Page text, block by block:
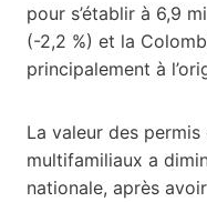
pour s’établir à 6,9
(-2,2 %) et la
principalement à
La valeur des
multifamiliaux a
nationale, après